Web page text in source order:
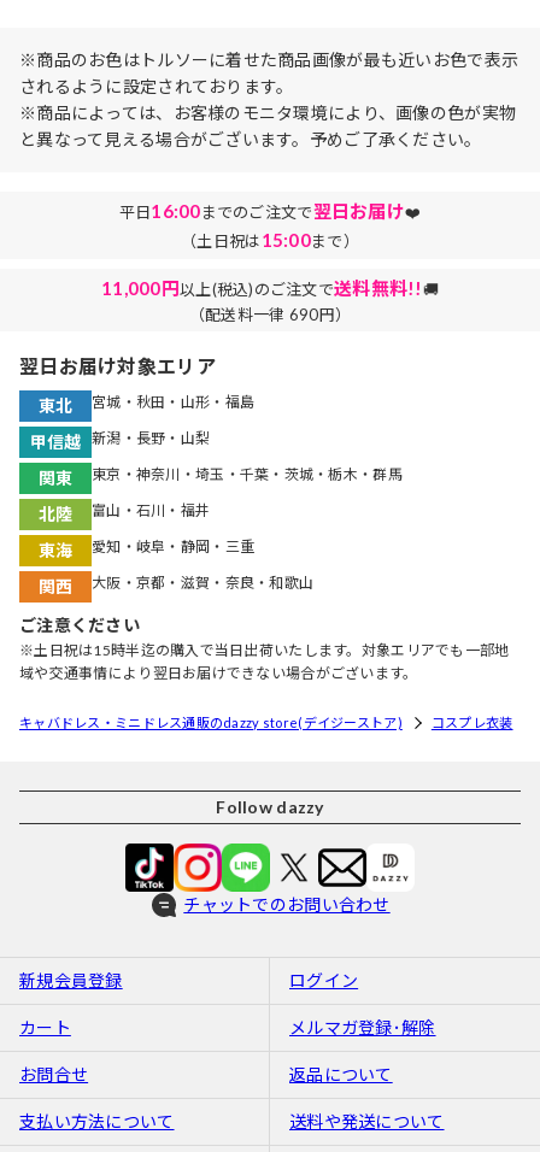
※商品のお色はトルソーに着せた商品画像が最も近いお色で表示
されるように設定されております。
※商品によっては、お客様のモニタ環境により、画像の色が実物
と異なって見える場合がございます。予めご了承ください。
平日16:00までのご注文で翌日お届け❤️
（土日祝は15:00まで）
11,000円以上(税込)のご注文で送料無料!!🚚
（配送料一律 690円）
翌日お届け対象エリア
東北 宮城・秋田・山形・福島
甲信越 新潟・長野・山梨
関東 東京・神奈川・埼玉・千葉・茨城・栃木・群馬
北陸 富山・石川・福井
東海 愛知・岐阜・静岡・三重
関西 大阪・京都・滋賀・奈良・和歌山
ご注意ください
※土日祝は15時半迄の購入で当日出荷いたします。対象エリアでも一部地
域や交通事情により翌日お届けできない場合がございます。
キャバドレス・ミニドレス通販のdazzy store(デイジーストア) コスプレ衣装
Follow dazzy
チャットでのお問い合わせ
新規会員登録 ログイン
カート メルマガ登録･解除
お問合せ 返品について
支払い方法について 送料や発送について